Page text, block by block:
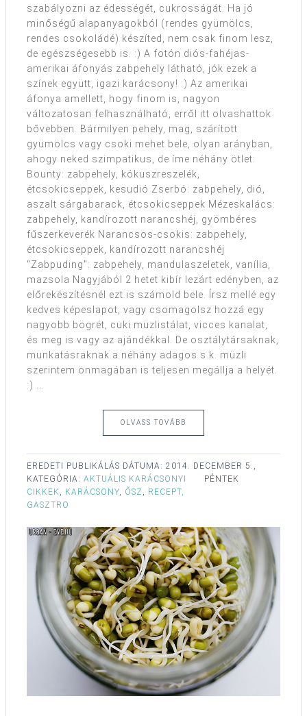
szabályozni az édességét, cukrosságát. Ha jó
minőségű alapanyagokból (rendes gyümölcs,
rendes csokoládé) készíted, nem csak finom lesz,
de egészségesebb is. :) A fotón diós-fahéjas-
amerikai áfonyás zabpehely látható, jók ezek a
színek együtt, igazi karácsony! :) Az amerikai
áfonya amellett, hogy finom is, nagyon
változatosan felhasználható, erről itt olvashattok
bővebben. Bármilyen pehely, mag, szárított
gyümölcs vagy csoki mehet bele, olyan arányban,
ahogy neked szimpatikus, de íme néhány ötlet:
Bounty: zabpehely, kókuszreszelék,
étcsokicseppek, kesudió Zserbó: zabpehely, dió,
aszalt sárgabarack, étcsokicseppek Mézeskalács:
zabpehely, kandírozott narancshéj, gyömbéres
fűszerkeverék Narancsos-csokis: zabpehely,
étcsokicseppek, kandírozott narancshéj
"Zabpuding": zabpehely, mandulaszeletek, vanília,
mazsola Nagyjából 2 hetet kibír lezárt edényben, az
előrekészítésnél ezt is számold bele. Írsz mellé egy
kedves képeslapot, vagy csomagolsz hozzá egy
nagyobb bögrét, cuki müzlistálat, vicces kanalat,
és meg is vagy az ajándékkal. De osztálytársaknak,
munkatásraknak a néhány adagos s.k. müzli
szerintem önmagában is teljesen megállja a helyét.
:) ...
OLVASS TOVÁBB
EREDETI PUBLIKÁLÁS DÁTUMA: 2014. DECEMBER 5.,
PÉNTEK
KATEGÓRIA: AKTUÁLIS KARÁCSONYI
CIKKEK , KARÁCSONY, ŐSZ, RECEPT,
GASZTRO